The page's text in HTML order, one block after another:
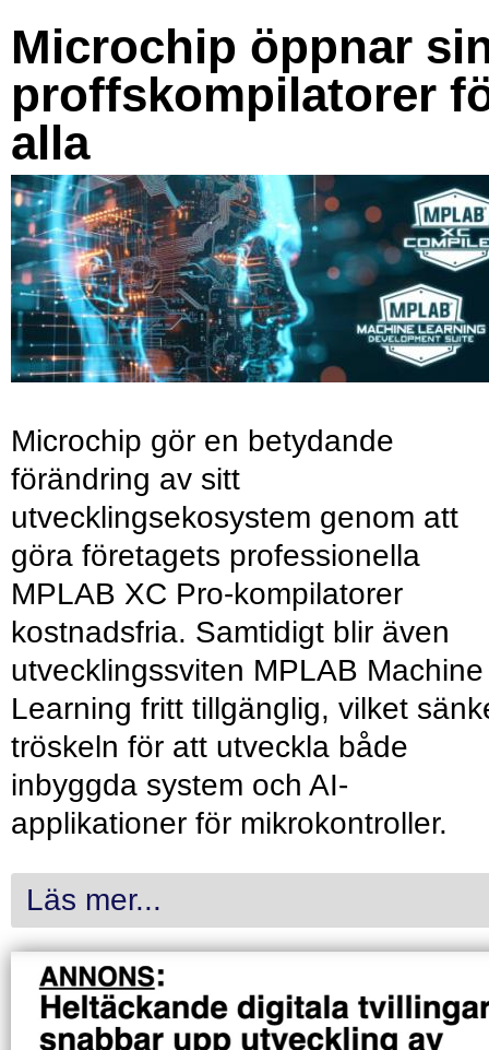
Microchip öppnar
proffskompilatorer
alla
Microchip gör en betydande
förändring av sitt
utvecklingsekosystem genom att
göra företagets professionella
MPLAB XC Pro-kompilatorer
kostnadsfria. Samtidigt blir även
utvecklingssviten MPLAB Machine
Learning fritt tillgänglig, vilket
tröskeln för att utveckla både
inbyggda system och AI-
applikationer för mikrokontroller.
Läs mer...